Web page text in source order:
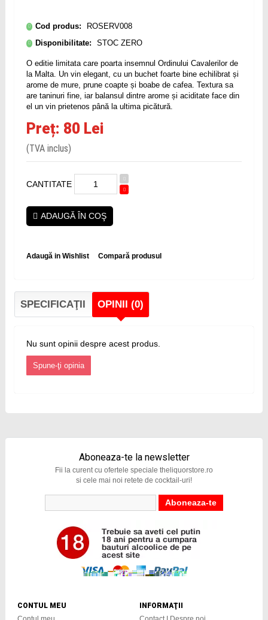
Cod produs:
ROSERV008
Disponibilitate:
STOC ZERO
O editie limitata care poarta insemnul Ordinului Cavalerilor de
la Malta. Un vin elegant, cu un buchet foarte bine echilibrat și
arome de mure, prune coapte și boabe de cafea. Textura sa
are taninuri fine, iar balansul dintre arome și aciditate face din
el un vin prietenos până la ultima picătură.
Preț: 80 Lei
(TVA inclus)
CANTITATE
ADAUGĂ ÎN COŞ
Adaugă in Wishlist Compară produsul
SPECIFICAŢII OPINII (0)
Nu sunt opinii despre acest produs.
Spune-ţi opinia
Aboneaza-te la newsletter
Fii la curent cu ofertele speciale theliquorstore.ro
si cele mai noi retete de cocktail-uri!
CONTUL MEU
INFORMAŢII